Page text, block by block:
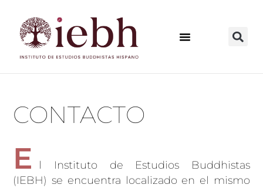
CONTACTO
E
l Instituto de Estudios Buddhistas
(IEBH) se encuentra localizado en el mismo